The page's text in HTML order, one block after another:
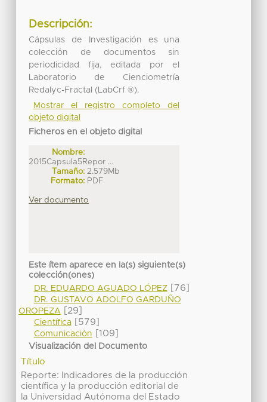
Descripción:
Cápsulas de Investigación es una
colección de documentos sin
periodicidad fija, editada por el
Laboratorio de Cienciometría
Redalyc-Fractal (LabCrf ®).
Mostrar el registro completo del
objeto digital
Ficheros en el objeto digital
Nombre:
2015Capsula5Repor ...
Tamaño: 2.579Mb
Formato: PDF
Ver documento
Este ítem aparece en la(s) siguiente(s)
colección(ones)
DR. EDUARDO AGUADO LÓPEZ[76]
DR. GUSTAVO ADOLFO GARDUÑO
OROPEZA
[29]
Científica[579]
Comunicación [109]
Visualización del Documento
Título
Reporte: Indicadores de la producción
científica y la producción editorial de
la Universidad Autónoma del Estado